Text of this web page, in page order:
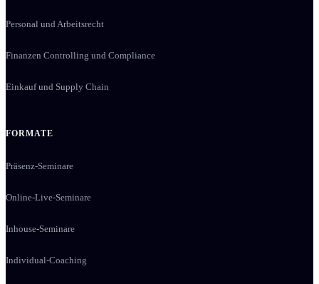
Personal und Arbeitsrecht
Finanzen Controlling und Compliance
Einkauf und Supply Chain
FORMATE
Präsenz-Seminare
Online-Live-Seminare
Inhouse-Seminare
Individual-Coaching